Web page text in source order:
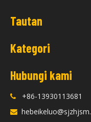
Tautan
Kategori
Hubungi kami
 +86-13930113681
